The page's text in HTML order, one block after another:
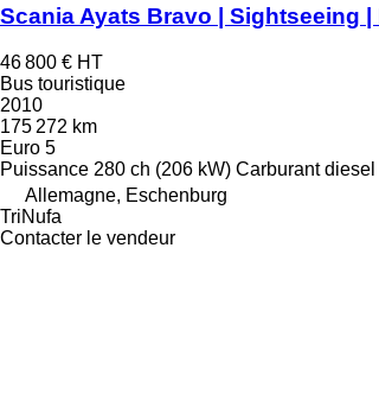
Scania Ayats Bravo | Sightseeing |
46 800 € HT
Bus touristique
2010
175 272 km
Euro 5
Puissance 280 ch (206 kW) Carburant diesel
Allemagne, Eschenburg
TriNufa
Contacter le vendeur